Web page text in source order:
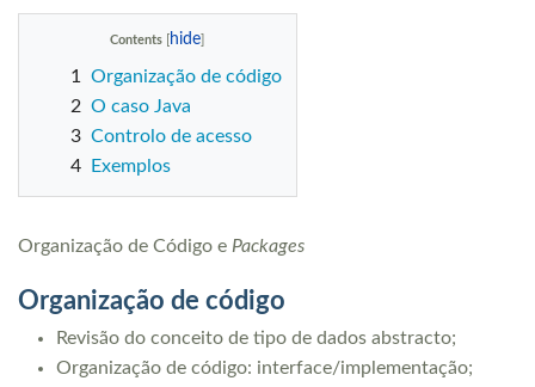
Contents
1 Organização de código
2 O caso Java
3 Controlo de acesso
4
Exemplos
Organização de Código e Packages
Organização de código
Revisão do conceito de tipo de dados abstracto;
Organização de código: interface/implementação;